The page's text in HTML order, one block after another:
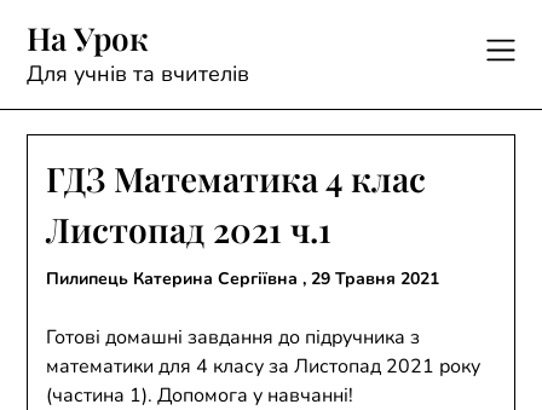
content
На Урок
Для учнів та вчителів
ГДЗ Математика 4 клас
Листопад 2021 ч.1
Пилипець Катерина Сергіївна ,29 Травня 2021
Готові домашні завдання до підручника з
математики для 4 класу за Листопад 2021 року
(частина 1). Допомога у навчанні!